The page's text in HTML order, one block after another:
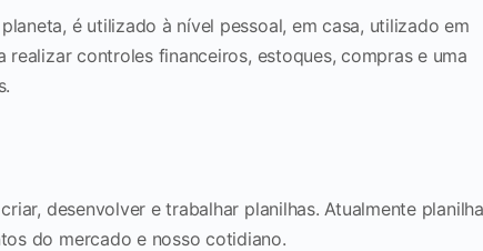
é utilizado à nível pessoal, em casa, utilizado em
realizar controles financeiros, estoques, compras e uma
desenvolver e trabalhar planilhas. Atualmente
do mercado e nosso cotidiano.